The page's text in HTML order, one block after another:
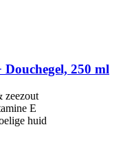
Douchegel, 250 ml
zeezout
E
huid